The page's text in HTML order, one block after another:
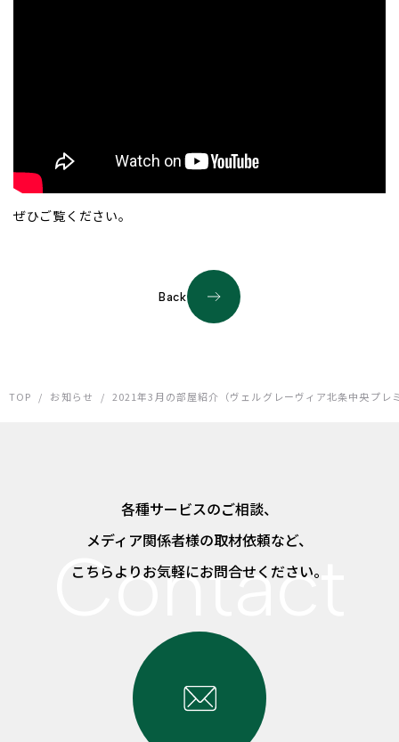
ぜひご覧ください。
Back
TOP / お知らせ / 2021年3月の部屋紹介（ヴェルグレーヴィア北条中央プレ
各種サービスのご相談、
メディア関係者様の取材依頼など、
こちらよりお気軽にお問合せください。